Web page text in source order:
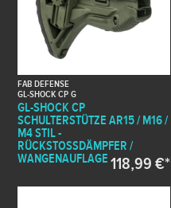
FAB DEFENSE
GL-SHOCK CP G
GL-SHOCK CP
SCHULTERSTÜTZE AR15 / M16 /
M4 STIL -
RÜCKSTOSSDÄMPFER / W
ANGENAUFLAGE 118,99 €*